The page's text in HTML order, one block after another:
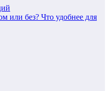
или без? Что удобнее для